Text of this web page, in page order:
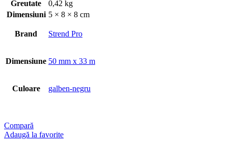
Greutate
0,42 kg
Dimensiuni 5 × 8 × 8 cm
Brand Strend Pro
Dimensiune 50 mm x 33 m
Culoare galben-negru
Compară
Adaugă la favorite